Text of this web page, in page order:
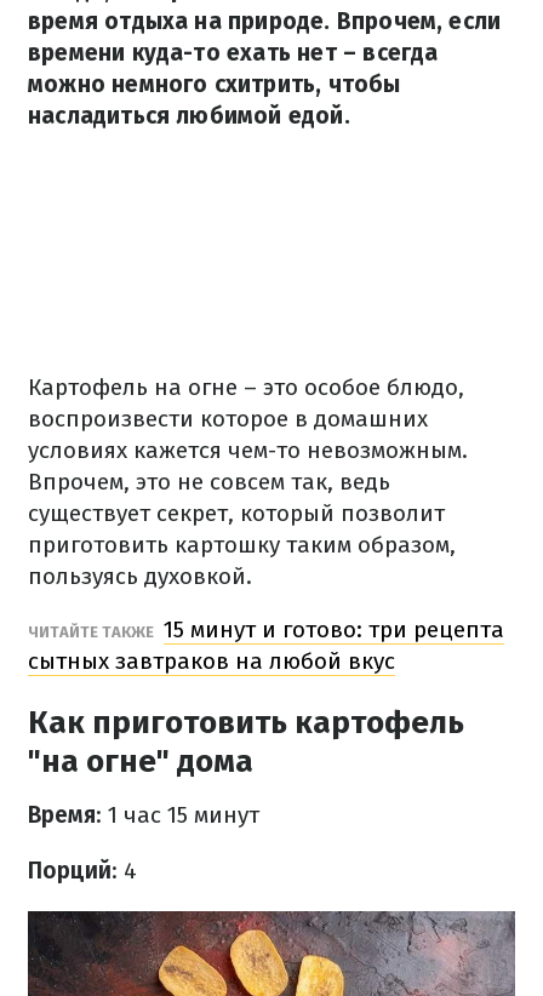
время отдыха на природе. Впрочем, если
времени куда-то ехать нет – всегда
можно немного схитрить, чтобы
насладиться любимой едой.
Картофель на огне – это особое блюдо,
воспроизвести которое в домашних
условиях кажется чем-то невозможным.
Впрочем, это не совсем так, ведь
существует секрет, который позволит
приготовить картошку таким образом,
пользуясь духовкой.
ЧИТАЙТЕ ТАКЖЕ 15 минут и готово: три рецепта
сытных завтраков на любой вкус
Как приготовить картофель
"на огне" дома
Время: 1 час 15 минут
Порций: 4